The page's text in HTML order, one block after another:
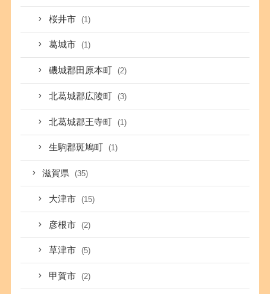
桜井市 (1)
葛城市 (1)
磯城郡田原本町 (2)
北葛城郡広陵町 (3)
北葛城郡王寺町 (1)
生駒郡斑鳩町 (1)
滋賀県 (35)
大津市 (15)
彦根市 (2)
草津市 (5)
甲賀市 (2)